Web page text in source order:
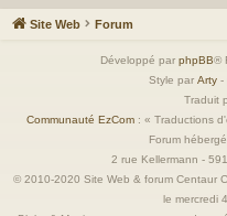
Site Web Forum
Développé par phpBB®
Style par Arty -
Traduit
Communauté EzCom : « Traductions
Forum
2 rue Kellermann -
© 2010-2020 Site Web & forum Centaur
le mercredi